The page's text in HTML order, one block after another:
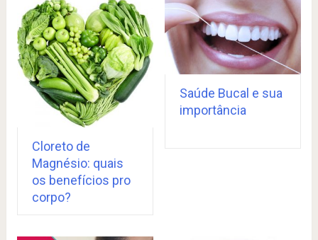
Cloreto de
Magnésio: quais
os benefícios pro
corpo?
Saúde Bucal e sua
importância